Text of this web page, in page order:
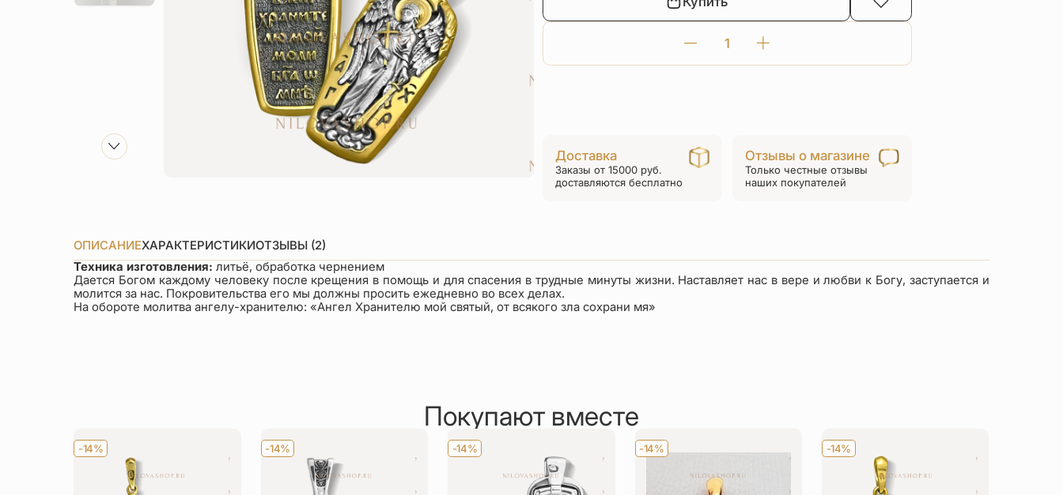
Количество
товара
ПД79
серебро/
золочение
Доставка
Заказы от 15000 руб.
доставляются бесплатно
Отзывы о магазине
Только честные отзывы
наших покупателей
ОПИСАНИЕХАРАКТЕРИСТИКИОТЗЫВЫ (2)
Техника изготовления:литьё, обработка чернением
Дается Богом каждому человеку после крещения в помощь и для спасения в трудные минуты жизни. Наставляет нас в вере и любви к Богу, заступается и
молится за нас. Покровительства его мы должны просить ежедневно во всех делах.
На обороте молитва ангелу-хранителю: «Ангел Хранителю мой святый, от всякого зла сохрани мя»
Покупают вместе
-14% -14% -14% -14% -14%